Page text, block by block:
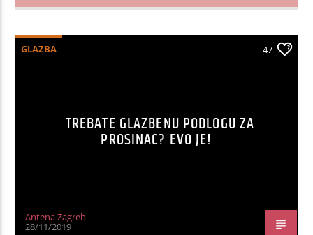
GLAZBA 47
TREBATE GLAZBENU PODLOGU ZA
PROSINAC? EVO JE!
Antena Zagreb
28/11/2019